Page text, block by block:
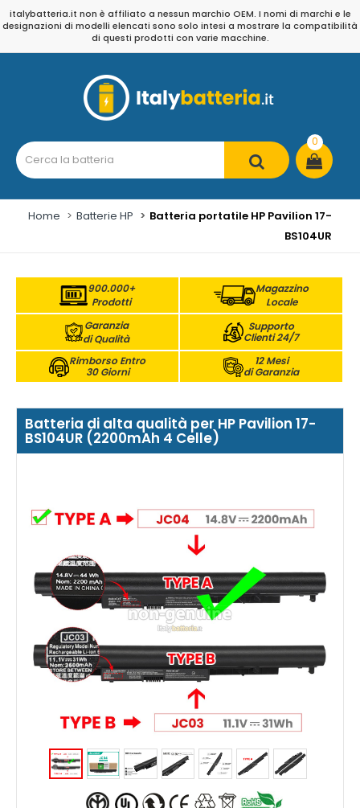
italybatteria.it non è affiliato a nessun marchio OEM. I nomi di marchi e le
designazioni di modelli elencati sono solo intesi a mostrare la compatibilità
di questi prodotti con varie macchine.
0
Home Batterie HP
Batteria portatile HP Pavilion 17-
BS104UR
900.000+
Prodotti
Magazzino
Locale
Garanzia
di Qualità
Supporto
Clienti 24/7
Rimborso Entro
30 Giorni
12 Mesi
di Garanzia
Batteria di alta qualità per HP Pavilion 17-
BS104UR (2200mAh 4 Celle)